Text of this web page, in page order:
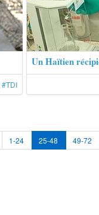
#TDI
Un Haïtien
1-24 25-48 49-72